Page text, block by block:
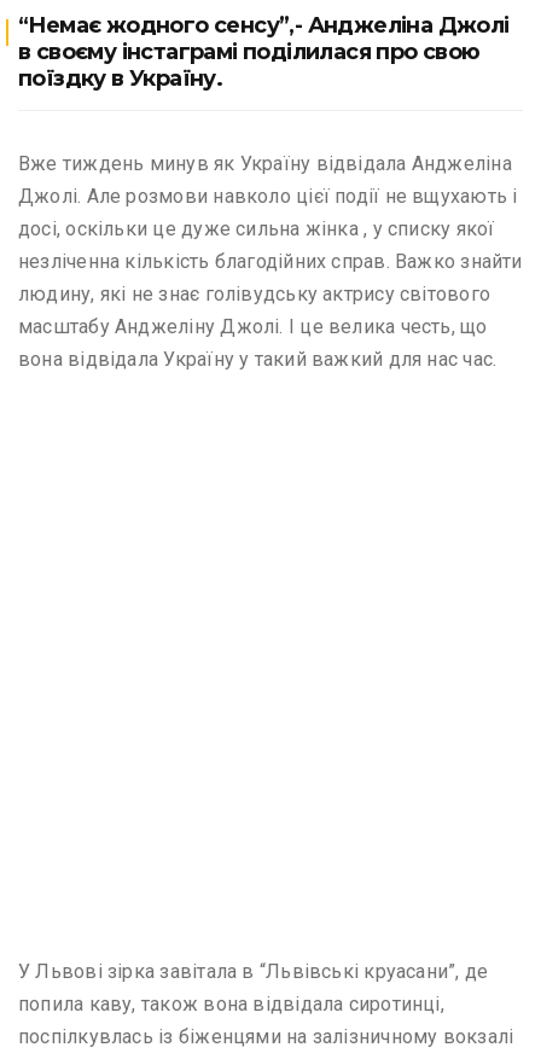
“Немає жодного сенсу”,- Анджеліна Джолі
в своєму інстаграмі поділилася про свою
поїздку в Україну.
Вже тиждень минув як Україну відвідала Анджеліна
Джолі. Але розмови навколо цієї події не вщухають і
досі, оскільки це дуже сильна жінка , у списку якої
незліченна кількість благодійних справ. Важко знайти
людину, які не знає голівудську актрису світового
масштабу Анджеліну Джолі. І це велика честь, що
вона відвідала Україну у такий важкий для нас час.
У Львові зірка завітала в “Львівські круасани”, де
попила каву, також вона відвідала сиротинці,
поспілкувлась із біженцями на залізничному вокзалі